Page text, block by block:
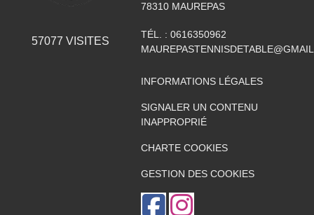
57077 VISITES
78310 MAUREPAS
TÉL. : 0616350962
INFORMATIONS LÉGALES
SIGNALER UN CONTENU
INAPPROPRIÉ
CHARTE COOKIES
GESTION DES COOKIES